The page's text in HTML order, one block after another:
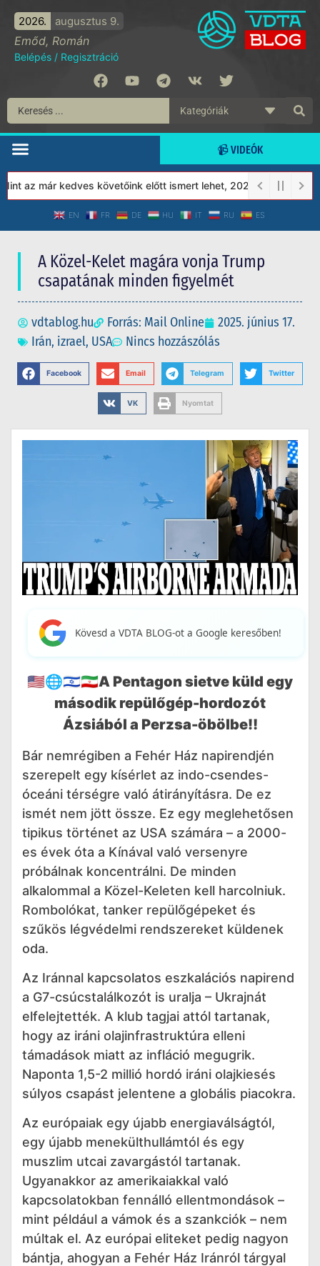
2026. augusztus 9.
Emőd, Román
Belépés / Regisztráció
📹 VIDEÓK
már kedves követőink előtt ismert lehet, 2023-tól a Védett
EN FR DE HU IT RU ES
A Közel-Kelet magára vonja Trump
csapatának minden figyelmét
vdtablog.hu Forrás: Mail Online
2025. június 17.
Irán, izrael, USA Nincs hozzászólás
Facebook Email Telegram Twitter
VK Nyomtat
Kövesd a VDTA BLOG-ot a Google keresőben!
🇺🇸🌐🇮🇱🇮🇷A Pentagon sietve küld egy
második repülőgép-hordozót
Ázsiából a Perzsa-öbölbe‼️
Bár nemrégiben a Fehér Ház napirendjén
szerepelt egy kísérlet az indo-csendes-
óceáni térségre való átirányításra. De ez
ismét nem jött össze. Ez egy meglehetősen
tipikus történet az USA számára – a 2000-
es évek óta a Kínával való versenyre
próbálnak koncentrálni. De minden
alkalommal a Közel-Keleten kell harcolniuk.
Rombolókat, tanker repülőgépeket és
szűkös légvédelmi rendszereket küldenek
oda.
Az Iránnal kapcsolatos eszkalációs napirend
a G7-csúcstalálkozót is uralja – Ukrajnát
elfelejtették. A klub tagjai attól tartanak,
hogy az iráni olajinfrastruktúra elleni
támadások miatt az infláció megugrik.
Naponta 1,5-2 millió hordó iráni olajkiesés
súlyos csapást jelentene a globális piacokra.
Az európaiak egy újabb energiaválságtól,
egy újabb menekülthullámtól és egy
muszlim utcai zavargástól tartanak.
Ugyanakkor az amerikaiakkal való
kapcsolatokban fennálló ellentmondások –
mint például a vámok és a szankciók – nem
múltak el. Az európai eliteket pedig nagyon
bántja, ahogyan a Fehér Ház Iránról tárgyal